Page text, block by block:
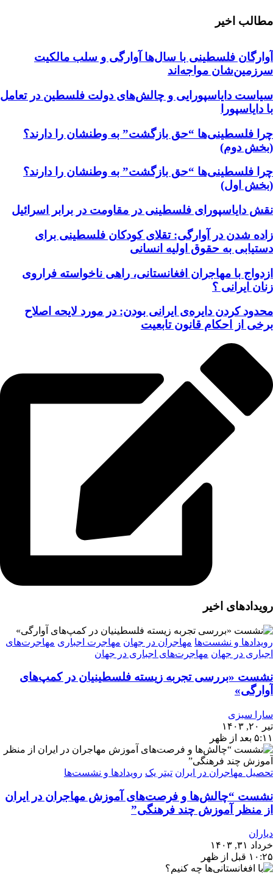
مطالب اخیر
آوارگان فلسطینی با سال‌ها آوارگی و سلب مالكيت
سرزمين‌شان مواجه‌اند
سیاست دایاسپورایی و چالش‌های دولت فلسطین در تعامل
با دایاسپورا
چرا فلسطینی‌ها “حق بازگشت” به وطنشان‌ را دارند؟
(بخش دوم)
چرا فلسطینی‌ها “حق بازگشت” به وطنشان‌ را دارند؟
(بخش اول)
نقش دایاسپورای فلسطینی در مقاومت در برابر اسرائیل
زاده شدن در آوارگی: تقلای کودکان فلسطینی برای
دستیابی به حقوق اولیه انسانی
ازدواج با مهاجران افغانستانی، راهی ناخواسته فراروی
زنان ایرانی ؟
محدود کردن دایره‌ی ایرانی بودن: در مورد لایحه اصلاح
برخی از احکام قانون تابعیت
رویدادهای اخیر
رویدادها و نشست‌ها مهاجران در جهان مهاجرت اجباری مهاجرت‌های
اجباری در جهان مهاجرت‌های اجباری در جهان
نشست «بررسی تجربه‌ زیسته فلسطینیان در کمپ‌های
آوارگی»
سارا سبزی
تیر ۲۰, ۱۴۰۳
۵:۱۱ بعد از ظهر
تحصیل مهاجران در ایران تیتر یک رویدادها و نشست‌ها
نشست “چالش‌ها و فرصت‌های آموزش مهاجران در ایران
از منظر آموزش چند فرهنگی”
دیاران
خرداد ۳۱, ۱۴۰۳
۱۰:۲۵ قبل از ظهر